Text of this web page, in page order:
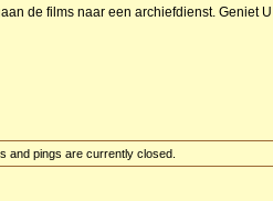
de films naar een archiefdienst. Geniet U
and pings are currently closed.